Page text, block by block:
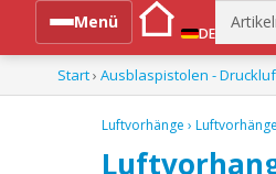
Menü
DE
Suchen
nach:
Alle Produkte
Start› Ausblaspistolen -
Luftvorhänge › Luftvorhänge